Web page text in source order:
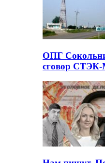
ОПГ
сговор СТЭК-